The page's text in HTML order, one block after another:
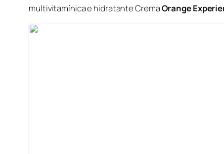
multivitamínica e hidratante CremaOrange